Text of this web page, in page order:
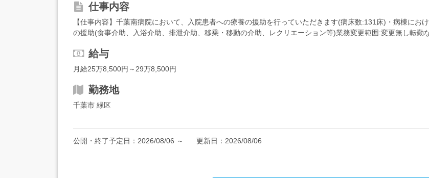
仕事内容
【仕事内容】千葉南病院において、入院患者への療養の援助を行っていただきます(病床数:131床)・病棟に
の援助(食事介助、入浴介助、排泄介助、移乗・移動の介助、レクリエーション等)業務変更範囲:変更無し転勤
給与
月給25万8,500円～29万8,500円
勤務地
千葉市 緑区
公開・終了予定日： 2026/08/06 ～ 更新日： 2026/08/06